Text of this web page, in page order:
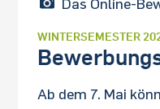
WINTERSEMESTER
Ab dem 7. Mai